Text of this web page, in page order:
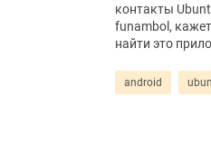
контакты
funambol,
найти это
android